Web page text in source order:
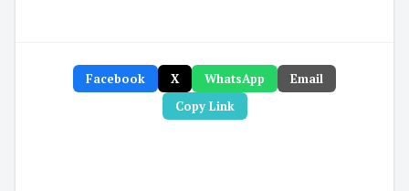
Facebook X WhatsApp
Email
Copy Link